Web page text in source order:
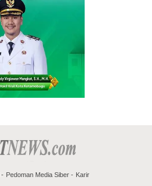
Pedoman Media Siber Karir